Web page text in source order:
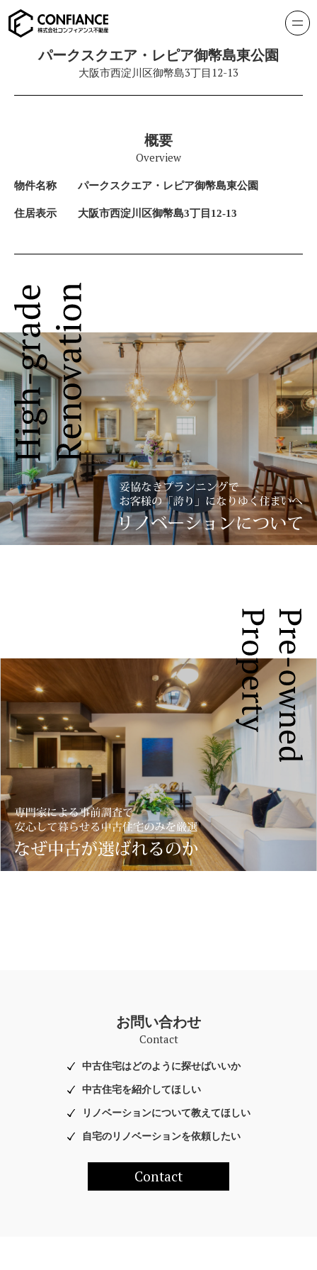
パークスクエア・レピア御幣島東公園
大阪市西淀川区御幣島3丁目12-13
概要
Overview
物件名称 パークスクエア・レピア御幣島東公園
住居表示 大阪市西淀川区御幣島3丁目12-13
お問い合わせ
Contact
中古住宅はどのように探せばいいか
中古住宅を紹介してほしい
リノベーションについて教えてほしい
自宅のリノベーションを依頼したい
Contact